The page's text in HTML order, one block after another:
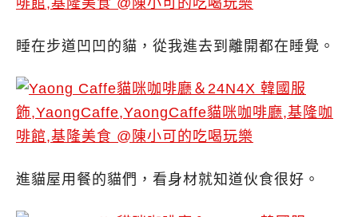
睡在步道凹凹的貓，從我進去到離開都在睡覺。
進貓屋用餐的貓們，看身材就知道伙食很好。